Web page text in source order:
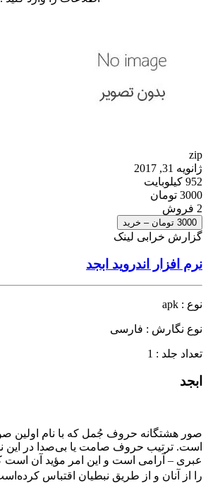
zip
ژانویه 31, 2017
952 کیلوبایت
3000 تومان
2 فروش
3000 تومان – خرید
گزارش خرابی لینک
نرم افزار اندروید ابجد
نوع : apk
نوع نگارش : فارسی
تعداد جلد : 1
ابجد
صور هشتگانه حروف جُمل که با نام اولین
است. ترتیب حروف صامت یا بی‌صدا در این
عبری – آرامی است و این امر مؤید آن است
را از آنان و از طریق نبطیان اقتباس